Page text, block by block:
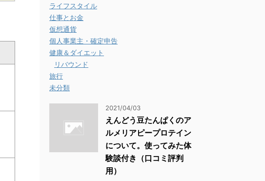
ライフスタイル
仕事とお金
仮想通貨
個人事業主・確定申告
健康＆ダイエット
リバウンド
旅行
未分類
2021/04/03
えんどう豆たんぱくのア
ルメリアピープロテイン
について。使ってみた体
験談付き（口コミ評判
用）